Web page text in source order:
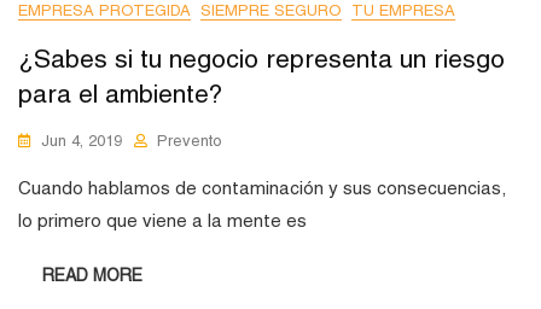
EMPRESA PROTEGIDA SIEMPRE SEGURO TU EMPRESA
¿Sabes si tu negocio representa un riesgo
para el ambiente?
Jun 4, 2019 Prevento
Cuando hablamos de contaminación y sus consecuencias,
lo primero que viene a la mente es
READ MORE